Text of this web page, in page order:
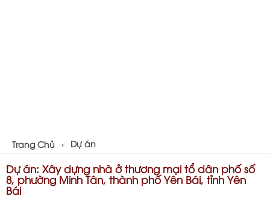
Trang Chủ Dự án
Dự án: Xây dựng nhà ở thương mại tổ dân phố số
8, phường Minh Tân, thành phố Yên Bái, tỉnh Yên
Bái